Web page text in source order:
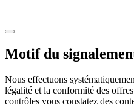
Motif du
Nous effectuons
légalité et la conformité des
contrôles vous constatez des